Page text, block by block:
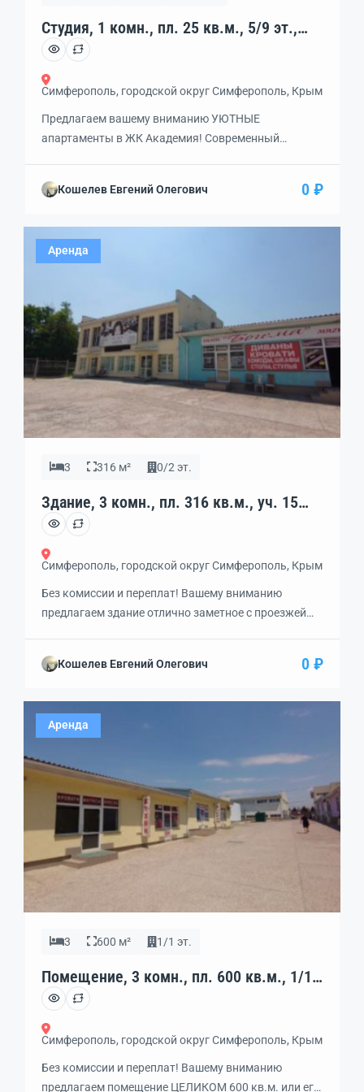
Студия, 1 комн., пл. 25 кв.м., 5/9 эт.,
код: 462270
Симферополь, городской округ Симферополь, Крым
Предлагаем вашему вниманию УЮТНЫЕ
апартаменты в ЖК Академия! Современный
стилобаты, в которых находятся КОММЕРЧЕСКИЕ
внутренней территории находятся детские и
отдыха спроектированы амфитеатром! […]
Кошелев Евгений Олегович 0 ₽
Аренда
3 316 м² 0/2 эт.
Здание, 3 комн., пл. 316 кв.м., уч. 15
кв.м., код: 462249
Симферополь, городской округ Симферополь, Крым
Без комиссии и переплат! Вашему вниманию
предлагаем здание отлично заметное с проезжей
на территории торгового комплекса. Минимальный
оборудованный санузел!Звоните!
Кошелев Евгений Олегович 0 ₽
Аренда
3 600 м² 1/1 эт.
Помещение, 3 комн., пл. 600 кв.м., 1/1
эт., код: 462244
Симферополь, городской округ Симферополь, Крым
Без комиссии и переплат! Вашему вниманию
предлагаем помещение ЦЕЛИКОМ 600 кв.м. или его